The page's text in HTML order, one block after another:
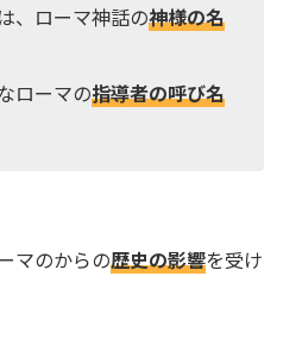
、ローマ神話の神様の名
ローマの指導者の呼び名
マのからの歴史の影響を受け